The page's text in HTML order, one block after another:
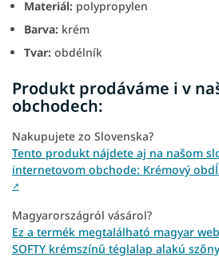
Materiál: polypropylen
Barva: krém
Tvar: obdélník
Produkt prodáváme i v
obchodech:
Nakupujete zo Slovenska?
Tento produkt nájdete aj na našom
internetovom obchode: Krémový
↗
Magyarországról vásárol?
Ez a termék megtalálható magyar
SOFTY krémszínű téglalap alakú